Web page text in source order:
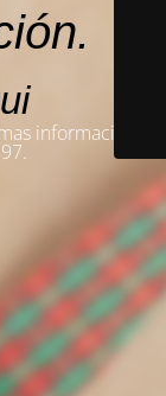
información,